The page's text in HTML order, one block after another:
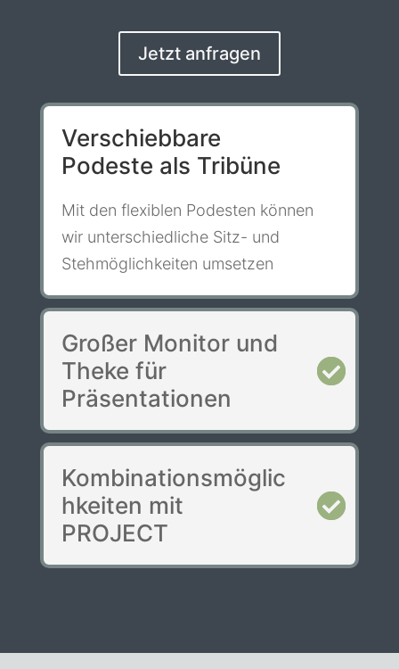
Jetzt anfragen
Verschiebbare
Podeste als Tribüne
Mit den flexiblen Podesten können
wir unterschiedliche Sitz- und
Stehmöglichkeiten umsetzen
Großer Monitor und
Theke für
Präsentationen
Kombinationsmöglic
hkeiten mit
PROJECT